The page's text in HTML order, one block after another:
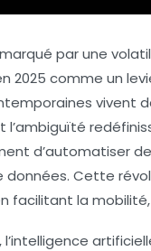
par une
2025 comme un
vivent
d’automatiser
données. Cette
facilitant la